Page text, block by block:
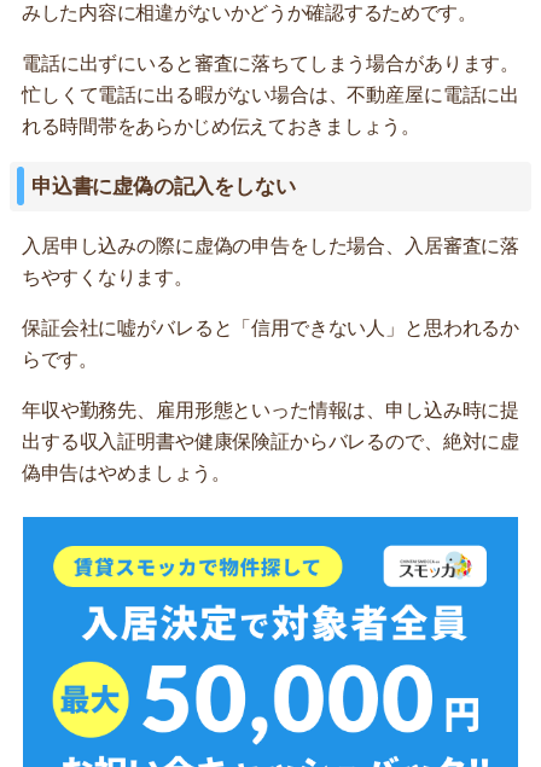
みした内容に相違がないかどうか確認するためです。
電話に出ずにいると審査に落ちてしまう場合があります。
忙しくて電話に出る暇がない場合は、不動産屋に電話に出
れる時間帯をあらかじめ伝えておきましょう。
申込書に虚偽の記入をしない
入居申し込みの際に虚偽の申告をした場合、入居審査に落
ちやすくなります。
保証会社に嘘がバレると「信用できない人」と思われるか
らです。
年収や勤務先、雇用形態といった情報は、申し込み時に提
出する収入証明書や健康保険証からバレるので、絶対に虚
偽申告はやめましょう。